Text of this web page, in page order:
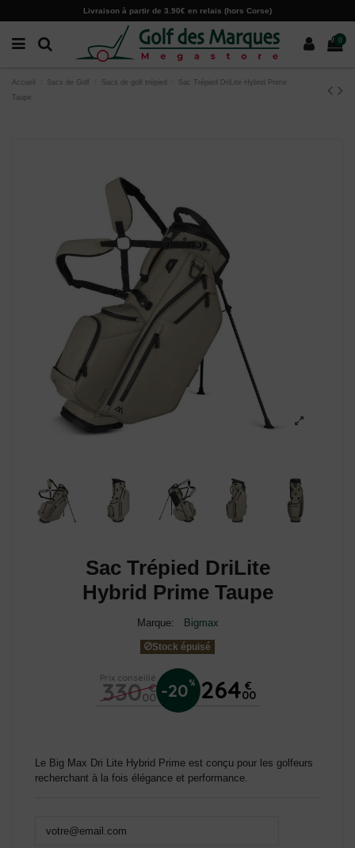
Livraison à partir de 3.90€ en relais (hors Corse)
0
Accueil Sacs de Golf Sacs de golf trépied
Sac Trépied DriLite Hybrid Prime
Taupe
Sac Trépied DriLite
Hybrid Prime Taupe
Marque: Bigmax
Stock épuisé
Prix conseillé
330 €
00 -20% 264 €
00
Le Big Max Dri Lite Hybrid Prime est conçu pour les golfeurs
recherchant à la fois élégance et performance.
Paramètres des cookies